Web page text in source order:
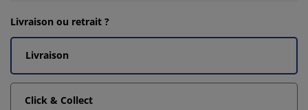
Livraison ou retrait ?
Livraison
Click & Collect